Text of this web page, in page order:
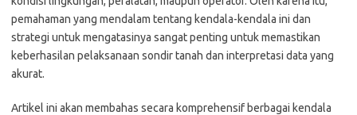
pemahaman yang mendalam tentang kendala-kendala ini dan
strategi untuk mengatasinya sangat penting untuk memastikan
keberhasilan pelaksanaan sondir tanah dan interpretasi data yang
akurat.
Artikel ini akan membahas secara komprehensif berbagai kendala